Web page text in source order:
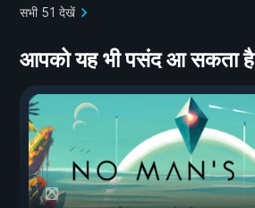
सभी 51 देखें
आपको यह भी पसंद आ सकता है